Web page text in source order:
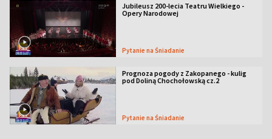
Jubileusz 200-lecia Teatru Wielkiego -
Opery Narodowej
Pytanie na Śniadanie
Prognoza pogody z Zakopanego - kulig
pod Doliną Chochołowską cz.2
Pytanie na Śniadanie